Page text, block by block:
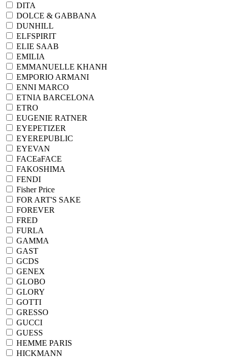
DITA
DOLCE & GABBANA
DUNHILL
ELFSPIRIT
ELIE SAAB
EMILIA
EMMANUELLE KHANH
EMPORIO ARMANI
ENNI MARCO
ETNIA BARCELONA
ETRO
EUGENIE RATNER
EYEPETIZER
EYEREPUBLIC
EYEVAN
FACEaFACE
FAKOSHIMA
FENDI
Fisher Price
FOR ART'S SAKE
FOREVER
FRED
FURLA
GAMMA
GAST
GCDS
GENEX
GLOBO
GLORY
GOTTI
GRESSO
GUCCI
GUESS
HEMME PARIS
HICKMANN